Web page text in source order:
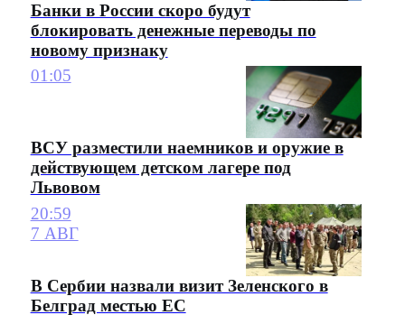
Банки в России скоро будут
блокировать денежные переводы по
новому признаку
01:05
ВСУ разместили наемников и оружие в
действующем детском лагере под
Львовом
20:59
7 АВГ
В Сербии назвали визит Зеленского в
Белград местью ЕС